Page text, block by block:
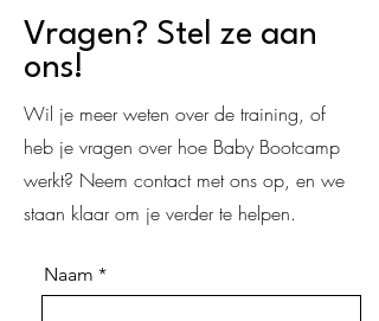
Vragen? Stel ze aan
ons!
Wil je meer weten over de training, of
heb je vragen over hoe Baby Bootcamp
werkt? Neem contact met ons op, en we
staan klaar om je verder te helpen.
Naam